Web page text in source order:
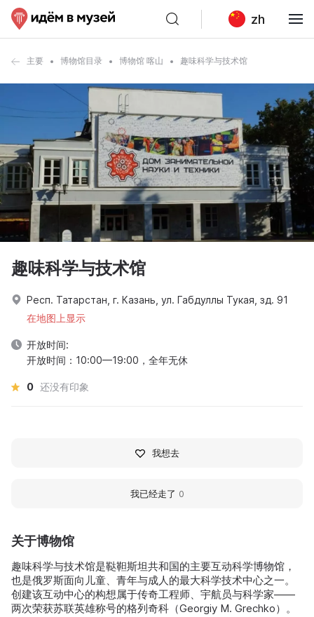
zh
主要 博物馆目录 博物馆 喀山 趣味科学与技术馆
关于博物馆
趣味科学与技术馆是鞑靼斯坦共和国的主要互动科学博物馆，
也是俄罗斯面向儿童、青年与成人的最大科学技术中心之一。
创建该互动中心的构想属于传奇工程师、宇航员与科学家——
两次荣获苏联英雄称号的格列奇科（Georgiy M. Grechko）。
趣味科学与技术馆
Респ. Татарстан, г. Казань, ул. Габдуллы Тукая, зд. 91
在地图上显示
开放时间:
开放时间：10:00—19:00，全年无休
0 还没有印象
我想去
我已经走了 0